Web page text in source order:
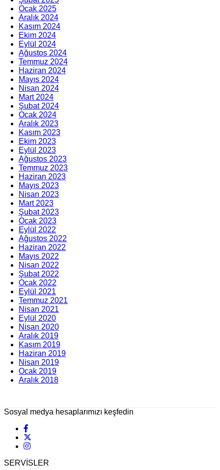
Ocak 2025
Aralık 2024
Kasım 2024
Ekim 2024
Eylül 2024
Ağustos 2024
Temmuz 2024
Haziran 2024
Mayıs 2024
Nisan 2024
Mart 2024
Şubat 2024
Ocak 2024
Aralık 2023
Kasım 2023
Ekim 2023
Eylül 2023
Ağustos 2023
Temmuz 2023
Haziran 2023
Mayıs 2023
Nisan 2023
Mart 2023
Şubat 2023
Ocak 2023
Eylül 2022
Ağustos 2022
Haziran 2022
Mayıs 2022
Nisan 2022
Şubat 2022
Ocak 2022
Eylül 2021
Temmuz 2021
Nisan 2021
Eylül 2020
Nisan 2020
Aralık 2019
Kasım 2019
Haziran 2019
Nisan 2019
Ocak 2019
Aralık 2018
Sosyal medya hesaplarımızı keşfedin
SERVİSLER